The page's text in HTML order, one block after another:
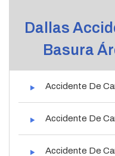
Dallas
Basura
Accidente De
Accidente De
Accidente De